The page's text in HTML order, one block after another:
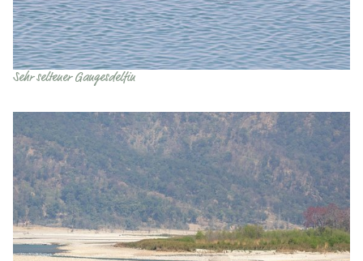
Sehr seltener Gangesdelfin